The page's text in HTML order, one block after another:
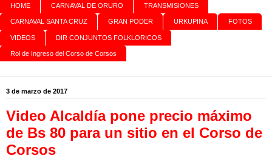
HOME CARNAVAL DE ORURO TRANSMISIONES
CARNAVAL SANTA CRUZ GRAN PODER URKUPINA FOTOS
VIDEOS DIR CONJUNTOS FOLKLORICOS
Rol de Ingreso del Corso de Corsos
3 de marzo de 2017
Video Alcaldía pone precio máximo
de Bs 80 para un sitio en el Corso de
Corsos